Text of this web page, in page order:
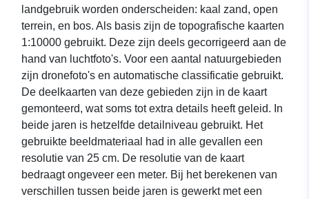
landgebruik worden onderscheiden: kaal zand, open
terrein, en bos. Als basis zijn de topografische kaarten
1:10000 gebruikt. Deze zijn deels gecorrigeerd aan de
hand van luchtfoto's. Voor een aantal natuurgebieden
zijn dronefoto's en automatische classificatie gebruikt.
De deelkaarten van deze gebieden zijn in de kaart
gemonteerd, wat soms tot extra details heeft geleid. In
beide jaren is hetzelfde detailniveau gebruikt. Het
gebruikte beeldmateriaal had in alle gevallen een
resolutie van 25 cm. De resolutie van de kaart
bedraagt ongeveer een meter. Bij het berekenen van
verschillen tussen beide jaren is gewerkt met een